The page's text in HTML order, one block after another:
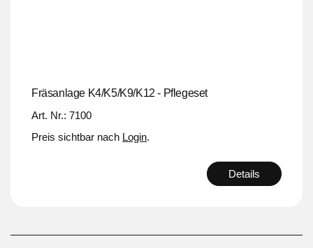
Fräsanlage K4/K5/K9/K12 - Pflegeset
Art. Nr.: 7100
Preis sichtbar nach Login.
Details